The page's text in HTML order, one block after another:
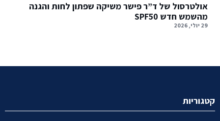
אולטרסול של ד”ר פישר משיקה שפתון לחות והגנה
מהשמש חדש SPF50
29 יולי, 2026
קטגוריות